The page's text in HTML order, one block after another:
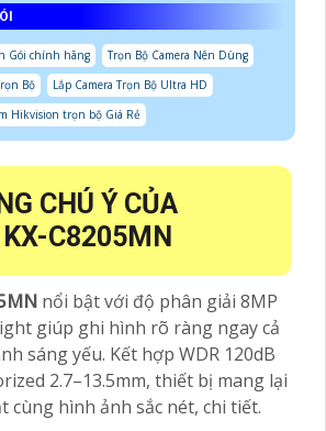
Gói chính hãng
Trọn Bộ Camera Nên Dùng
Bộ
Lắp Camera Trọn Bộ Ultra HD
Hikvision trọn bộ Giá Rẻ
CHÚ Ý CỦA
C8205MN
nổi bật với độ phân giải 8MP
giúp ghi hình rõ ràng ngay cả
sáng yếu. Kết hợp WDR 120dB
2.7–13.5mm, thiết bị mang lại
cùng hình ảnh sắc nét, chi tiết.